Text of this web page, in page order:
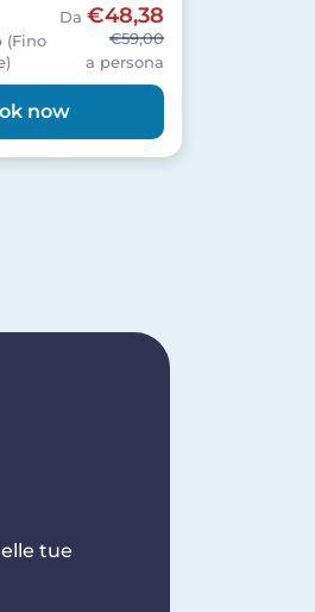
(Fino
Da €48,38
€59,00
a persona
now
tue